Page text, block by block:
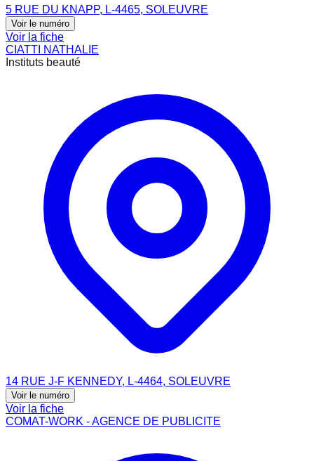
5 RUE DU KNAPP, L-4465, SOLEUVRE
Voir le numéro
Voir la fiche
CIATTI NATHALIE
Instituts beauté
14 RUE J-F KENNEDY, L-4464, SOLEUVRE
Voir le numéro
Voir la fiche
COMAT-WORK - AGENCE DE PUBLICITE